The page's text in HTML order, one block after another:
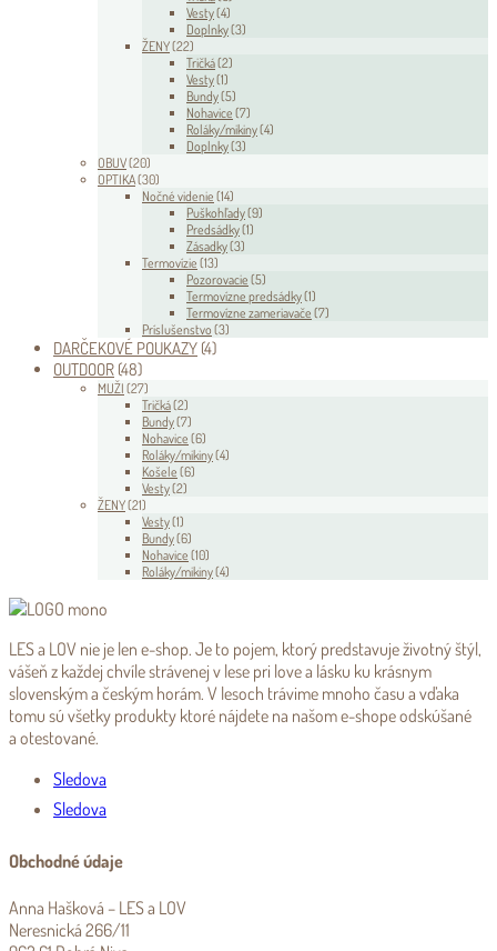
Vesty(4)
Doplnky(3)
ŽENY(22)
Tričká(2)
Vesty(1)
Bundy(5)
Nohavice (7)
Roláky/mikiny(4)
Doplnky(3)
OBUV(20)
OPTIKA(30)
Nočné videnie (14)
Puškohľady(9)
Predsádky(1)
Zásadky(3)
Termovízie (13)
Pozorovacie (5)
Termovízne predsádky(1)
Termovízne zameriavače (7)
Príslušenstvo (3)
DARČEKOVÉ POUKAZY (4)
OUTDOOR (48)
MUŽI (27)
Tričká(2)
Bundy(7)
Nohavice (6)
Roláky/mikiny(4)
Košele (6)
Vesty(2)
ŽENY(21)
Vesty(1)
Bundy(6)
Nohavice (10)
Roláky/mikiny(4)
LES a LOV nie je len e-shop. Je to pojem, ktorý predstavuje životný štýl,
vášeň z každej chvíle strávenej v lese pri love a lásku ku krásnym
slovenským a českým horám. V lesoch trávime mnoho času a vďaka
tomu sú všetky produkty ktoré nájdete na našom e-shope odskúšané
a otestované.
Sledova
Sledova
Obchodné údaje
Anna Hašková – LES a LOV
Neresnická 266/11